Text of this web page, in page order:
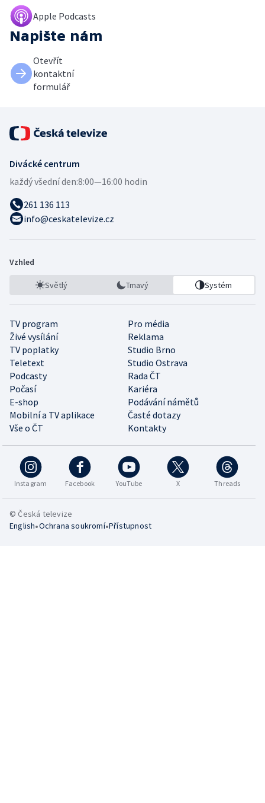
Apple Podcasts
Napište nám
Otevřít
kontaktní
formulář
Divácké centrum
každý všední den:8:00—16:00 hodin
261 136 113
info@ceskatelevize.cz
Vzhled
Světlý Tmavý Systém
TV program
Pro média
Živé vysílání
Reklama
TV poplatky
Studio Brno
Teletext
Studio Ostrava
Podcasty
Rada ČT
Počasí
Kariéra
E-shop
Podávání námětů
Mobilní a TV aplikace
Časté dotazy
Vše o ČT
Kontakty
Instagram Facebook YouTube X Threads
© Česká televize
English•Ochrana soukromí•Přístupnost